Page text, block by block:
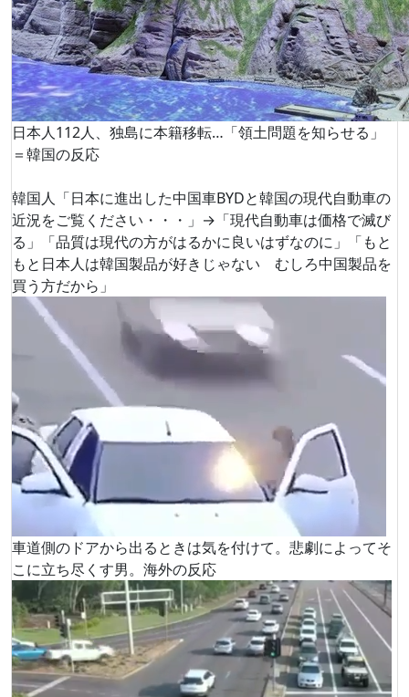
日本人112人、独島に本籍移転…「領土問題を知らせる」
＝韓国の反応
韓国人「日本に進出した中国車BYDと韓国の現代自動車の
近況をご覧ください・・・」→「現代自動車は価格で滅び
る」「品質は現代の方がはるかに良いはずなのに」「もと
もと日本人は韓国製品が好きじゃない むしろ中国製品を
買う方だから」
車道側のドアから出るときは気を付けて。悲劇によってそ
こに立ち尽くす男。海外の反応